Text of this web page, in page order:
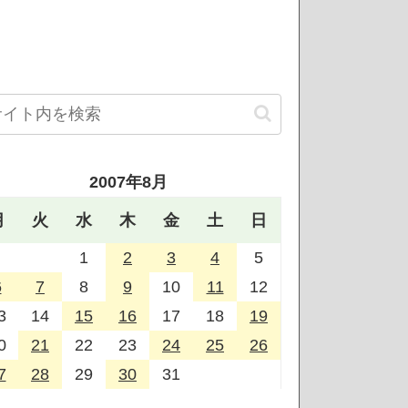
2007年8月
火 水 木 金 土 日
1 2 3 4
5
7 8 9 10 11
12
14 15 16 17 18
19
21 22 23 24 25
26
28 29 30 31